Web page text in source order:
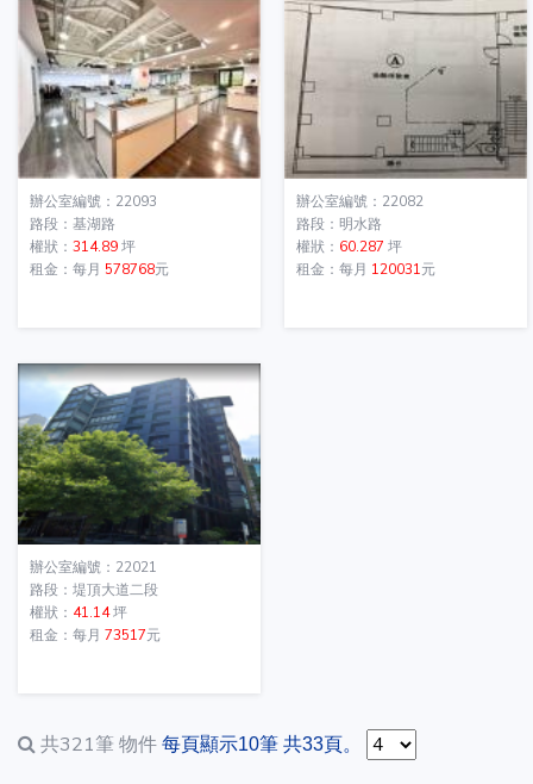
辦公室編號：22093
路段：基湖路
權狀： 314.89坪
租金：每月 578768元
辦公室編號：22082
路段：明水路
權狀： 60.287 坪
租金：每月 120031元
辦公室編號：22021
路段：堤頂大道二段
權狀： 41.14坪
租金：每月 73517元
共321筆 物件 每頁顯示10筆 共33頁。